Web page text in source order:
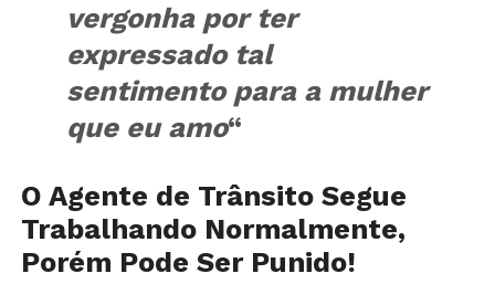
vergonha por ter
expressado tal
sentimento para a mulher
que eu amo“
O Agente de Trânsito Segue
Trabalhando Normalmente,
Porém Pode Ser Punido!